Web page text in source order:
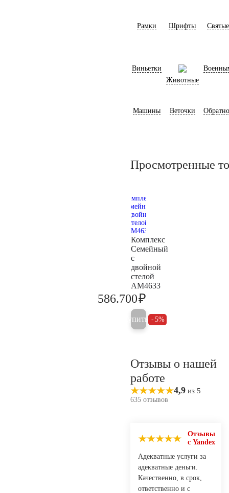
Рамки Шрифты Святые
Виньетки
Животные
Машины Веточки
Просмотренные
Комплекс
Семейный
с
двойной
стелой
AM4633
586.700₽
Купить 5%
Отзывы о нашей
работе
4,9 из 5
635 отзывов
Отзывы
с Yandex
Адекватные услуги за
адекватные деньги.
Качественно, в срок,
ответственно и с